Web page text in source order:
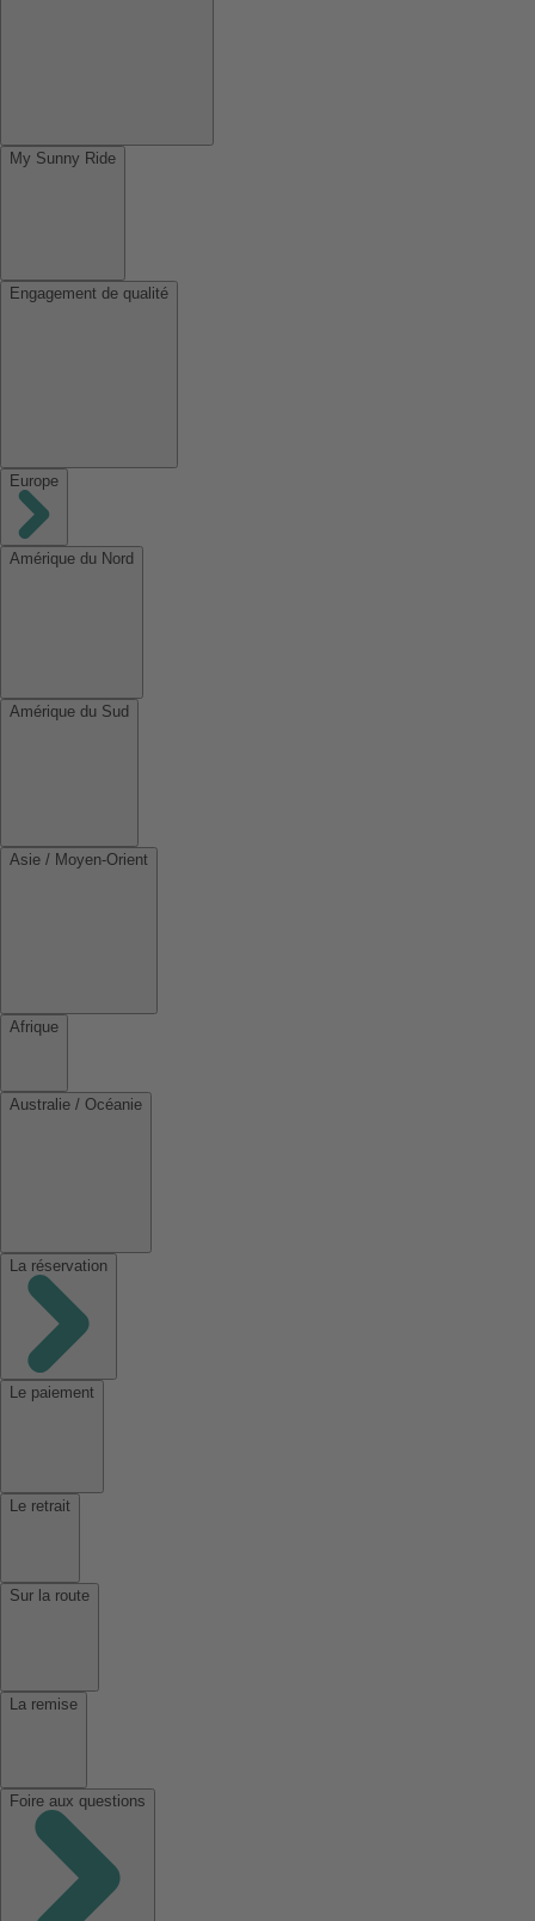
My Sunny Ride
Engagement de qualité
Europe
Amérique du Nord
Amérique du Sud
Asie / Moyen-Orient
Afrique
Australie / Océanie
La réservation
Le paiement
Le retrait
Sur la route
La remise
Foire aux questions